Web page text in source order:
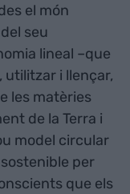
el món
seu
lineal –que
utilitzar i llençar,
les matèries
de la Terra i
model circular
per
que els